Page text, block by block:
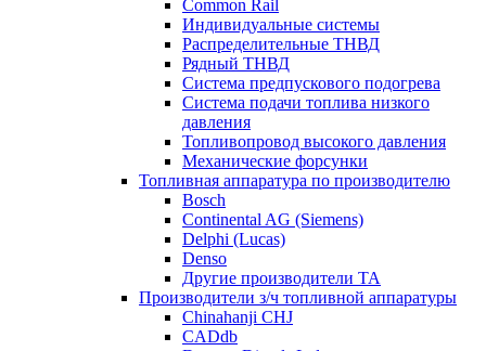
Common Rail
Индивидуальные системы
Распределительные ТНВД
Рядный ТНВД
Система предпускового подогрева
Система подачи топлива низкого
давления
Топливопровод высокого давления
Механические форсунки
Топливная аппаратура по производителю
Bosch
Continental AG (Siemens)
Delphi (Lucas)
Denso
Другие производители ТА
Производители з/ч топливной аппаратуры
Chinahanji CHJ
CADdb